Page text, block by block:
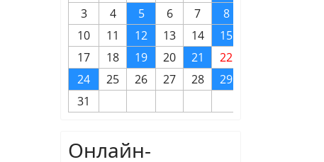
3
4 5 6 7 8
10
11 12 13 14 15
17
18 19 20 21 22
24
25 26 27 28 29
31
Онлайн-